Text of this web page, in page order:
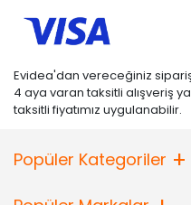
Evidea'dan vereceğiniz
4 aya varan taksitli alışveriş
taksitli fiyatımız uygulanabilir.
Popüler Kategoriler